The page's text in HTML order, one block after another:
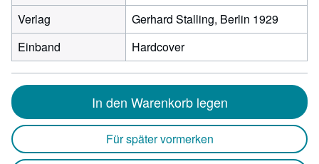
Verlag
Gerhard Stalling, Berlin 1929
Einband
Hardcover
In den Warenkorb legen
Für später vormerken